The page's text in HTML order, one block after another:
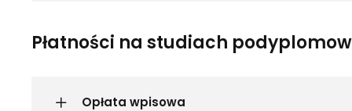
Płatności na studiach
Opłata wpisowa